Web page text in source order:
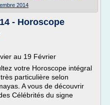
2014
- Horoscope
au 19 Février
votre Horoscope intégral
particulière selon
A vous de découvrir
Célébrités du signe